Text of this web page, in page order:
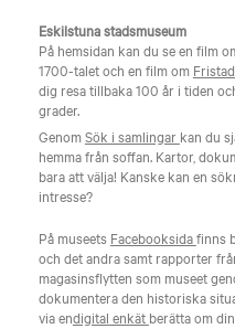
Eskilstuna stadsmuseum
På hemsidan kan du se en film
1700-talet och en film om
dig resa tillbaka 100 år i tiden
grader.
GenomSök i samlingar kan du
hemma från soffan. Kartor,
bara att välja! Kanske kan en
intresse?
På museets Facebooksidafinns
och det andra samt rapporter
magasinsflytten som museet
dokumentera den historiska
via endigital enkät berätta om